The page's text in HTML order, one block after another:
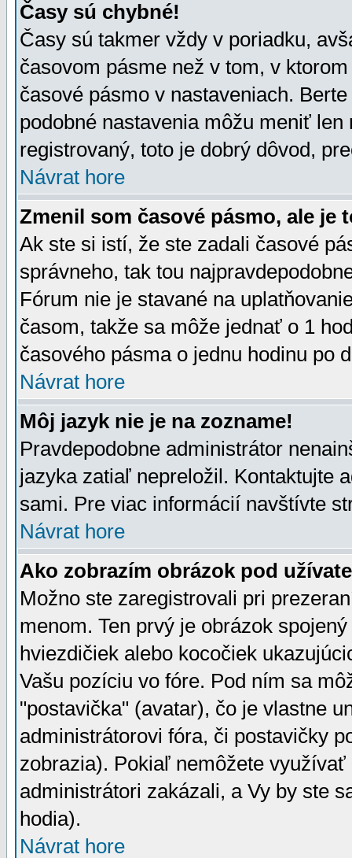
Časy sú chybné!
Časy sú takmer vždy v poriadku,
časovom pásme než v tom, v
časové pásmo v nastaveniach.
podobné nastavenia môžu meniť
registrovaný, toto je dobrý dôvod,
Návrat hore
Zmenil som časové pásmo, ale je
Ak ste si istí, že ste zadali časové
správneho, tak tou
Fórum nie je stavané na
časom, takže sa môže jednať o 1
časového pásma o jednu hodinu po
Návrat hore
Môj jazyk nie je na zozname!
Pravdepodobne administrátor
jazyka zatiaľ nepreložil. Kontaktujte
sami. Pre viac informácií navštívte
Návrat hore
Ako zobrazím obrázok pod
Možno ste zaregistrovali pri
menom. Ten prvý je obrázok
hviezdičiek alebo kocočiek
Vašu pozíciu vo fóre. Pod ním sa
"postavička" (avatar), čo je vlastne
administrátorovi fóra, či postavičky
zobrazia). Pokiaľ nemôžete
administrátori zakázali, a Vy by ste
hodia).
Návrat hore